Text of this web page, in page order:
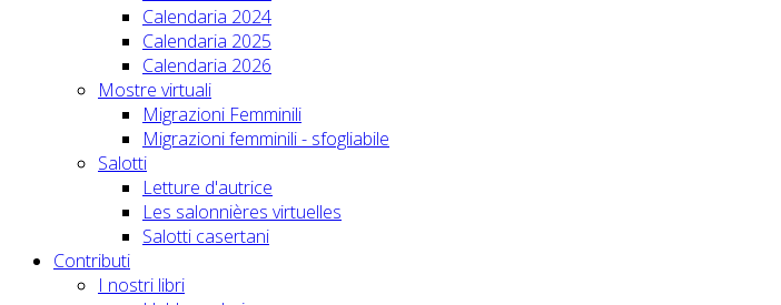
Calendaria 2024
Calendaria 2025
Calendaria 2026
Mostre virtuali
Migrazioni Femminili
Migrazioni femminili - sfogliabile
Salotti
Letture d'autrice
Les salonnières virtuelles
Salotti casertani
Contributi
I nostri libri